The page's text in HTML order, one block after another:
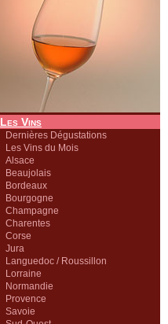
Les Vins
Dernières Dégustations
Les Vins du Mois
Alsace
Beaujolais
Bordeaux
Bourgogne
Champagne
Charentes
Corse
Jura
Languedoc / Roussillon
Lorraine
Normandie
Provence
Savoie